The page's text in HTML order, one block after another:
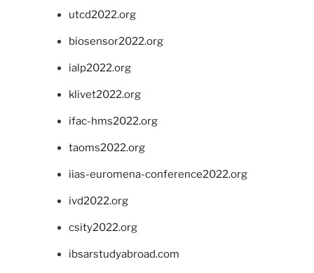
utcd2022.org
biosensor2022.org
ialp2022.org
klivet2022.org
ifac-hms2022.org
taoms2022.org
iias-euromena-conference2022.org
ivd2022.org
csity2022.org
ibsarstudyabroad.com